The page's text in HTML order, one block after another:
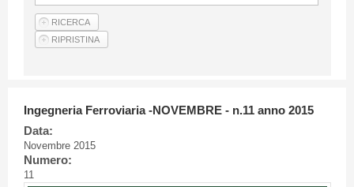
Articoli
Ingegneria Ferroviaria -NOVEMBRE - n.11 anno 2015
Data:
Novembre 2015
Numero:
11